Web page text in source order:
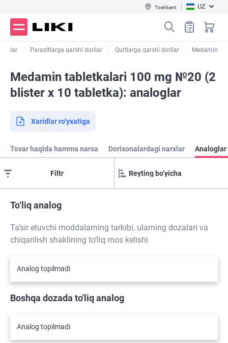
Toshkent UZ
Parazitlarga qarshi dorilar Qurtlarga qarshi dorilar Medamin
Medamin tabletkalari 100 mg №20 (2
blister х 10 tabletka): analoglar
Xaridlar ro‘yxatiga
Tovar haqida hamma narsa Dorixonalardagi narxlar Analoglar
Filtr
To‘liq analog
Ta’sir etuvchi moddalarning tarkibi, ularning dozalari va
chiqarilish shaklining to‘liq mos kelishi
Analog topilmadi
Boshqa dozada to'liq analog
Analog topilmadi